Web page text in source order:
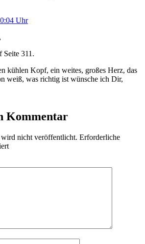
Uhr
Seite 311.
kühlen Kopf, ein weites, großes Herz, das
weiß, was richtig ist wünsche ich Dir,
Kommentar
nicht veröffentlicht. Erforderliche